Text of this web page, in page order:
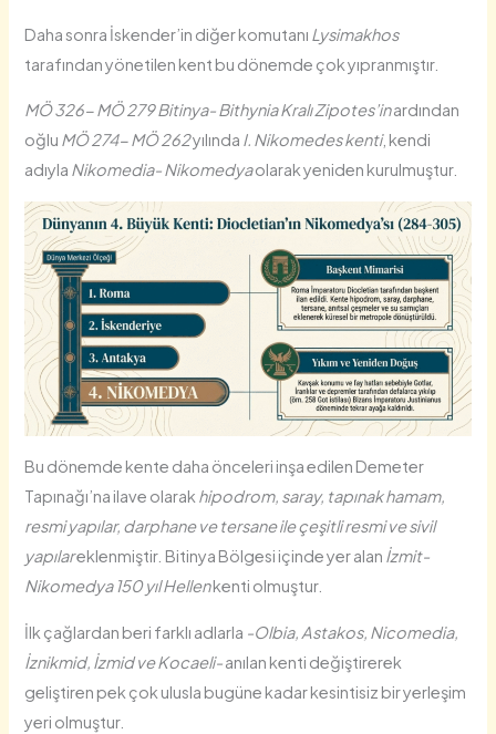
Daha sonra İskender’in diğer komutanı Lysimakhos
tarafından yönetilen kent bu dönemde çok yıpranmıştır.
MÖ 326- MÖ 279 Bitinya- Bithynia Kralı Zipotes’inardından
oğlu MÖ 274- MÖ 262yılında I. Nikomedes kenti, kendi
adıyla Nikomedia-Nikomedyaolarak yeniden kurulmuştur.
Bu dönemde kente daha önceleri inşa edilen Demeter
Tapınağı’na ilave olarak hipodrom, saray, tapınak hamam,
resmi yapılar, darphane ve tersane ile çeşitli resmi ve sivil
yapılareklenmiştir. Bitinya Bölgesi içinde yer alan İzmit-
Nikomedya 150 yıl Hellenkenti olmuştur.
İlk çağlardan beri farklı adlarla -Olbia, Astakos, Nicomedia,
İznikmid, İzmid ve Kocaeli-anılan kenti değiştirerek
geliştiren pek çok ulusla bugüne kadar kesintisiz bir yerleşim
yeri olmuştur.